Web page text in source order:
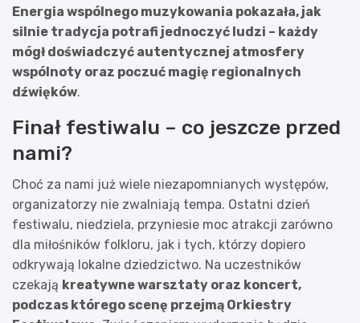
Energia wspólnego muzykowania pokazała, jak
silnie tradycja potrafi jednoczyć ludzi – każdy
mógł doświadczyć autentycznej atmosfery
wspólnoty oraz poczuć magię regionalnych
dźwięków.
Finał festiwalu – co jeszcze przed
nami?
Choć za nami już wiele niezapomnianych występów,
organizatorzy nie zwalniają tempa. Ostatni dzień
festiwalu, niedziela, przyniesie moc atrakcji zarówno
dla miłośników folkloru, jak i tych, którzy dopiero
odkrywają lokalne dziedzictwo. Na uczestników
czekają kreatywne warsztaty oraz koncert,
podczas którego scenę przejmą Orkiestry